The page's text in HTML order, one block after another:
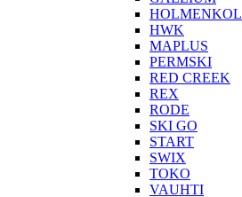
HOLMENKOL
HWK
MAPLUS
PERMSKI
RED CREEK
REX
RODE
SKI GO
START
SWIX
TOKO
VAUHTI